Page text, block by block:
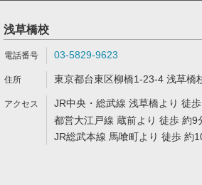
浅草橋校
03-5829-9623
東京都台東区柳橋1-23-4 浅草橋
JR中央・総武線 浅草橋より 徒
都営大江戸線 蔵前より 徒歩 約9
JR総武本線 馬喰町より 徒歩 約